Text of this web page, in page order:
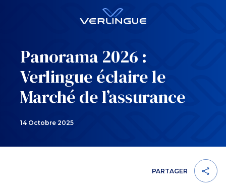
Panorama 2026 :
Verlingue éclaire le
Marché de l’assurance
14 Octobre 2025
PARTAGER